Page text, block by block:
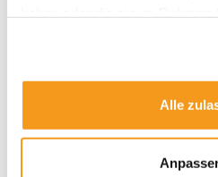
Alle
2021
1970